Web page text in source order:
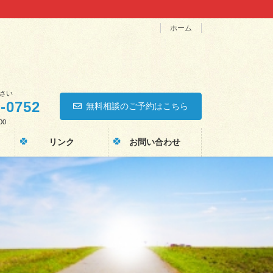
ホーム
い
0752 無料相談のご予約はこちら
リンク お問い合わせ